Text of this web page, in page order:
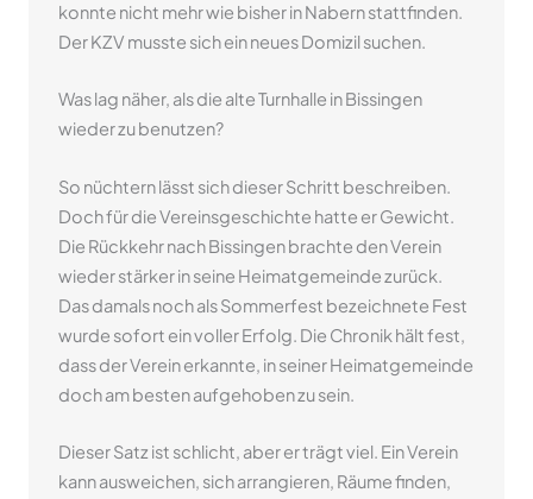
konnte nicht mehr wie bisher in Nabern stattfinden.
Der KZV musste sich ein neues Domizil suchen.
Was lag näher, als die alte Turnhalle in Bissingen
wieder zu benutzen?
So nüchtern lässt sich dieser Schritt beschreiben.
Doch für die Vereinsgeschichte hatte er Gewicht.
Die Rückkehr nach Bissingen brachte den Verein
wieder stärker in seine Heimatgemeinde zurück.
Das damals noch als Sommerfest bezeichnete Fest
wurde sofort ein voller Erfolg. Die Chronik hält fest,
dass der Verein erkannte, in seiner Heimatgemeinde
doch am besten aufgehoben zu sein.
Dieser Satz ist schlicht, aber er trägt viel. Ein Verein
kann ausweichen, sich arrangieren, Räume finden,